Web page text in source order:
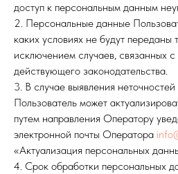
доступ к персональным данным
2. Персональные данные
каких условиях не будут переданы
исключением случаев, связанных
действующего законодательства.
3. В случае выявления
Пользователь может
путем направления Оператору
электронной почты Оператора
«Актуализация персональных
4. Срок обработки персональных
Остались вопросы?
Напишите нам